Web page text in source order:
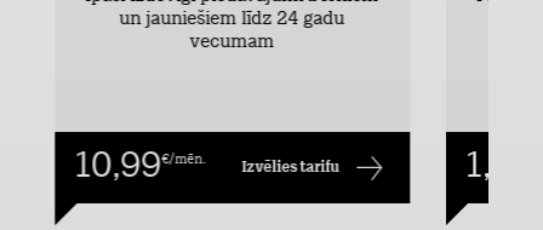
un jauniešiem līdz 24 gadu
vecumam
10,99€/mēn. Izvēlies tarifu 1,00